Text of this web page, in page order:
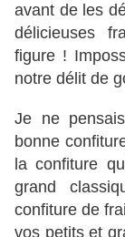
avant de les
délicieuses
figure !
notre délit de
Je ne
bonne
la confiture
grand
confiture de
vos petits et